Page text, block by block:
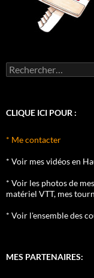
Rechercher :
CLIQUE ICI POUR :
* Me contacter
* Voir mes vidéos en
* Voir les photos de
matériel VTT, mes
* Voir l'ensemble des
MES PARTENAIRES: